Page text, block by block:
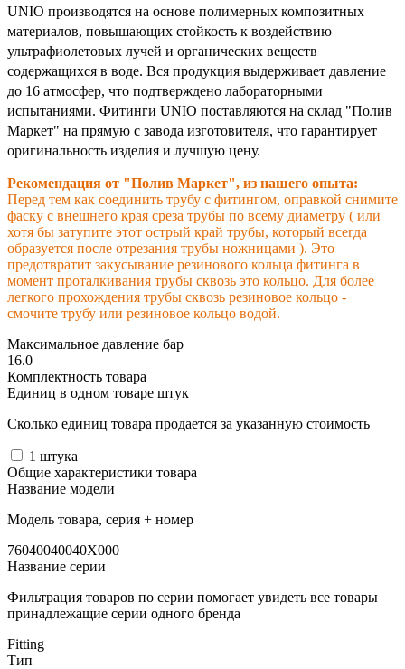
UNIO производятся на основе полимерных композитных
материалов, повышающих стойкость к воздействию
ультрафиолетовых лучей и органических веществ
содержащихся в воде. Вся продукция выдерживает давление
до 16 атмосфер, что подтверждено лабораторными
испытаниями. Фитинги UNIO поставляются на склад "Полив
Маркет" на прямую с завода изготовителя, что гарантирует
оригинальность изделия и лучшую цену.
Рекомендация от "Полив Маркет", из нашего опыта:
Перед тем как соединить трубу с фитингом, оправкой снимите
фаску с внешнего края среза трубы по всему диаметру ( или
хотя бы затупите этот острый край трубы, который всегда
образуется после отрезания трубы ножницами ). Это
предотвратит закусывание резинового кольца фитинга в
момент проталкивания трубы сквозь это кольцо. Для более
легкого прохождения трубы сквозь резиновое кольцо -
смочите трубу или резиновое кольцо водой.
Максимальное давление бар
16.0
Комплектность товара
Единиц в одном товаре штук
Сколько единиц товара продается за указанную стоимость
1 штука
Общие характеристики товара
Название модели
Модель товара, серия + номер
76040040040X000
Название серии
Фильтрация товаров по серии помогает увидеть все товары
принадлежащие серии одного бренда
Fitting
Тип